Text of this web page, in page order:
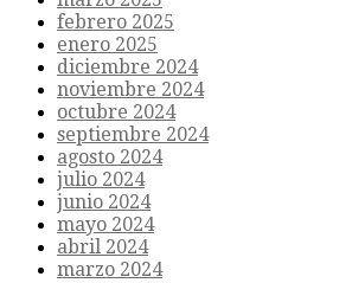
febrero 2025
enero 2025
diciembre 2024
noviembre 2024
octubre 2024
septiembre 2024
agosto 2024
julio 2024
junio 2024
mayo 2024
abril 2024
marzo 2024